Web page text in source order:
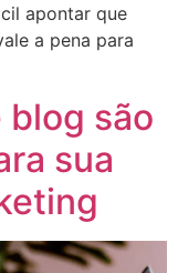
apontar que
a pena para
blog são
sua